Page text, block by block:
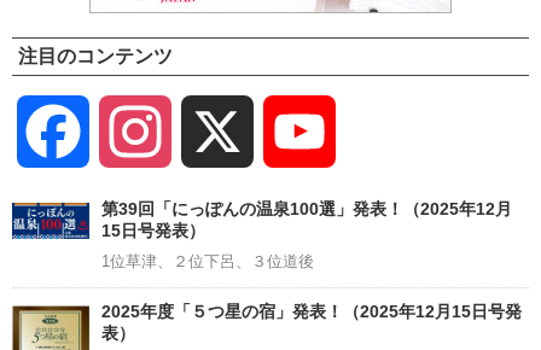
注目のコンテンツ
Facebook Instagram
Channel
第39回「にっぽんの温泉100選」発表！（2025年12月
15日号発表）
1位草津、２位下呂、３位道後
2025年度「５つ星の宿」発表！（2025年12月15日号発
表）